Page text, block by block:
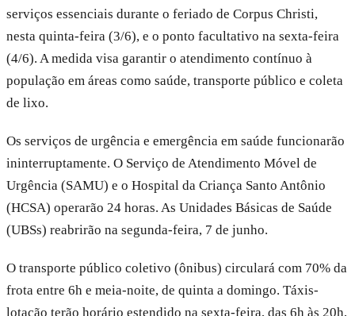
serviços essenciais durante o feriado de Corpus Christi,
nesta quinta-feira (3/6), e o ponto facultativo na sexta-feira
(4/6). A medida visa garantir o atendimento contínuo à
população em áreas como saúde, transporte público e coleta
de lixo.
Os serviços de urgência e emergência em saúde funcionarão
ininterruptamente. O Serviço de Atendimento Móvel de
Urgência (SAMU) e o Hospital da Criança Santo Antônio
(HCSA) operarão 24 horas. As Unidades Básicas de Saúde
(UBSs) reabrirão na segunda-feira, 7 de junho.
O transporte público coletivo (ônibus) circulará com 70% da
frota entre 6h e meia-noite, de quinta a domingo. Táxis-
lotação terão horário estendido na sexta-feira, das 6h às 20h,